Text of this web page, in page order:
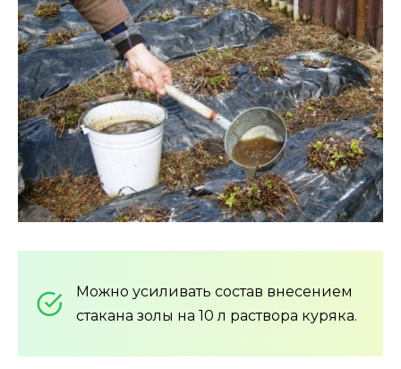
Можно усиливать состав внесением
стакана золы на 10 л раствора куряка.